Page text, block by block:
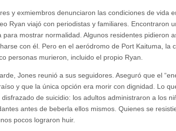
y exmiembros denunciaron las condiciones de vida
Ryan viajó con periodistas y familiares. Encontraron
para mostrar normalidad. Algunos residentes pidieron
con él. Pero en el aeródromo de Port Kaituma, la
personas murieron, incluido el propio Ryan.
Jones reunió a sus seguidores. Aseguró que el
y que la única opción era morir con dignidad. Lo
de suicidio: los adultos administraron a los
antes de beberla ellos mismos. Quienes se
pocos lograron huir.